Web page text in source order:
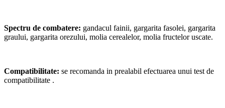
Spectru de combatere: gandacul fainii, gargarita fasolei, gargarita
graului, gargarita orezului, molia cerealelor, molia fructelor uscate.
Compatibilitate: se recomanda in prealabil efectuarea unui test de
compatibilitate .